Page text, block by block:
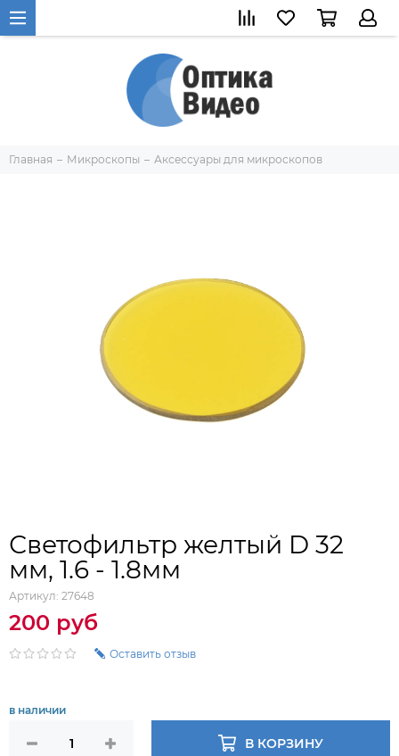
Главная Микроскопы Аксессуары для микроскопов
Светофильтр желтый D 32
мм, 1.6 - 1.8мм
Артикул: 27648
200 руб
Оставить отзыв
в наличии
В КОРЗИНУ